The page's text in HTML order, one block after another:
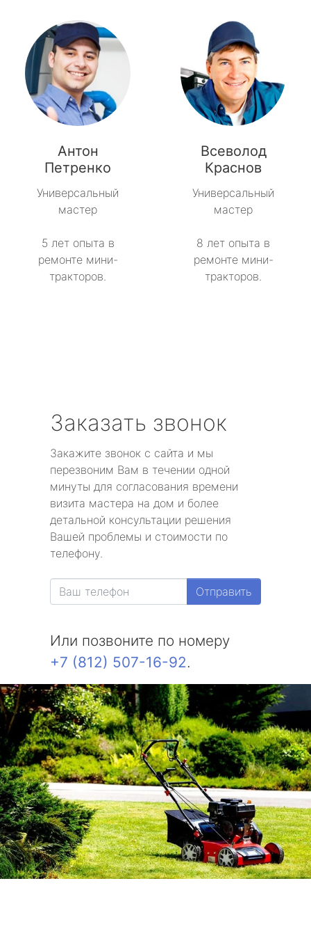
Антон
Петренко
Универсальный
мастер
5 лет опыта в
ремонте мини-
тракторов.
Всеволод
Краснов
Универсальный
мастер
8 лет опыта в
ремонте мини-
тракторов.
Заказать звонок
Закажите звонок с сайта и мы
перезвоним Вам в течении одной
минуты для согласования времени
визита мастера на дом и более
детальной консультации решения
Вашей проблемы и стоимости по
телефону.
Отправить
Или позвоните по номеру
+7 (812) 507-16-92.